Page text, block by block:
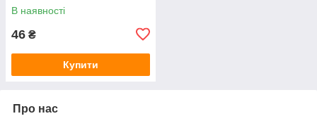
В наявності
46 ₴
Купити
Про нас